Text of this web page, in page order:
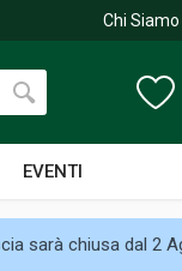
Chi Siamo
EVENTI
sarà chiusa dal 2